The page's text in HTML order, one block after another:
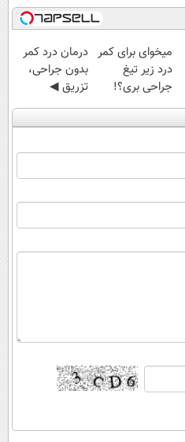
میخوای برای کمر
درد زیر تیغ
جراحی بری؟!
◗پرسش‌نامه رو
پر کن◖
درمان درد کمر
بدون جراحی،
تزریق ◀
پرسش‌نامه رو پر
کن ▶